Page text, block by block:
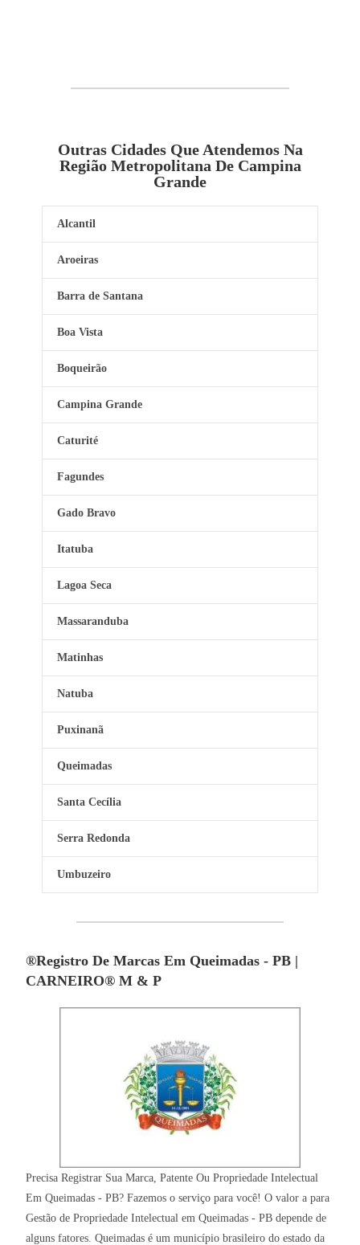
Outras Cidades Que Atendemos Na
Região Metropolitana De Campina
Grande
Alcantil
Aroeiras
Barra de Santana
Boa Vista
Boqueirão
Campina Grande
Caturité
Fagundes
Gado Bravo
Itatuba
Lagoa Seca
Massaranduba
Matinhas
Natuba
Puxinanã
Queimadas
Santa Cecília
Serra Redonda
Umbuzeiro
®Registro De Marcas Em Queimadas - PB |
CARNEIRO® M & P
Precisa Registrar Sua Marca, Patente Ou Propriedade Intelectual
Em Queimadas - PB? Fazemos o serviço para você! O valor a para
Gestão de Propriedade Intelectual em Queimadas - PB depende de
alguns fatores. Queimadas é um município brasileiro do estado da